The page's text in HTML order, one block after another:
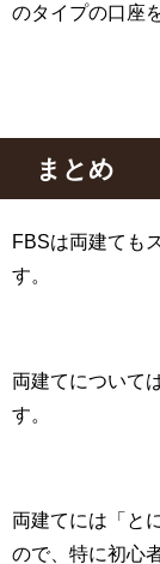
のタイプの口座
まとめ
FBSは両建ても
す。
両建てについて
す。
両建てには「と
ので、特に初心